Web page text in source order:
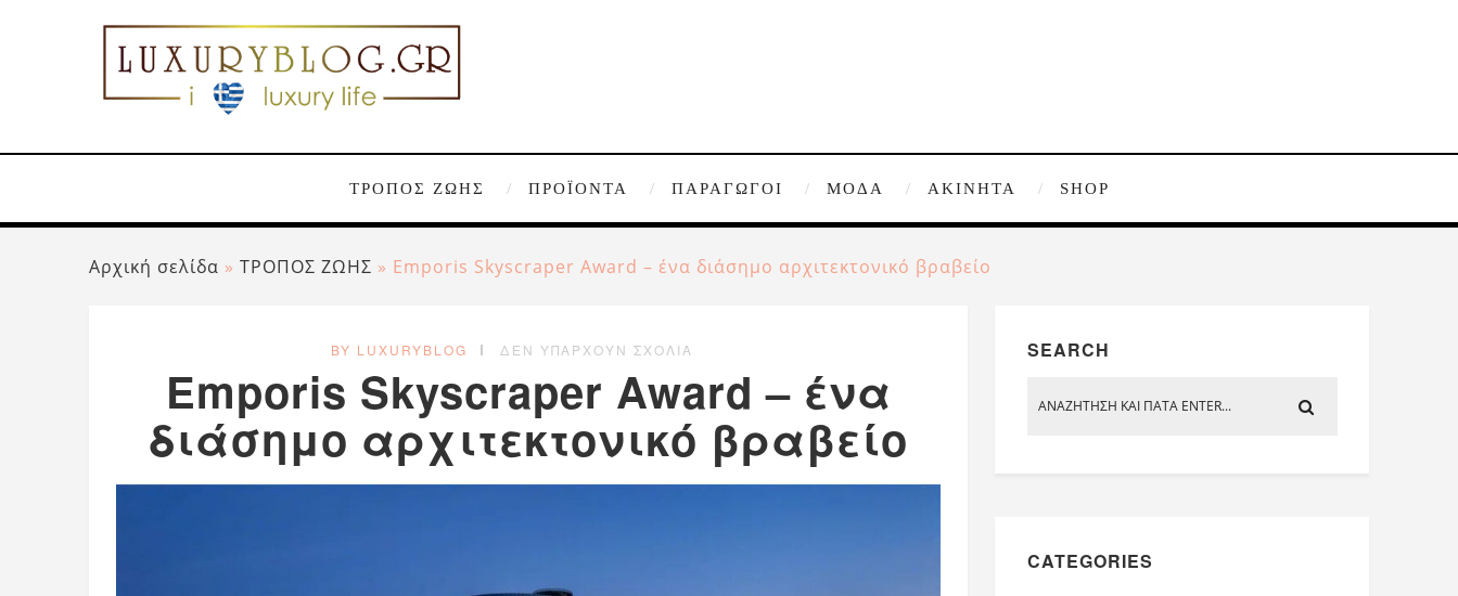
ΤΡΟΠΟΣ ΖΩΗΣ ΠΡΟΪΌΝΤΑ ΠΑΡΑΓΩΓΟΊ ΜΌΔΑ ΑΚΊΝΗΤΑ SHOP
Αρχική σελίδα » ΤΡΟΠΟΣ ΖΩΗΣ » Emporis Skyscraper Award – ένα διάσημο αρχιτεκτονικό βραβείο
BY LUXURYBLOG ΔΕΝ ΥΠΆΡΧΟΥΝ ΣΧΌΛΙΑ
Emporis Skyscraper Award – ένα
διάσημο αρχιτεκτονικό βραβείο
SEARCH
CATEGORIES